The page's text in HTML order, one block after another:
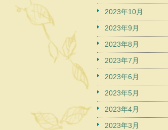
2023年10月
2023年9月
2023年8月
2023年7月
2023年6月
2023年5月
2023年4月
2023年3月